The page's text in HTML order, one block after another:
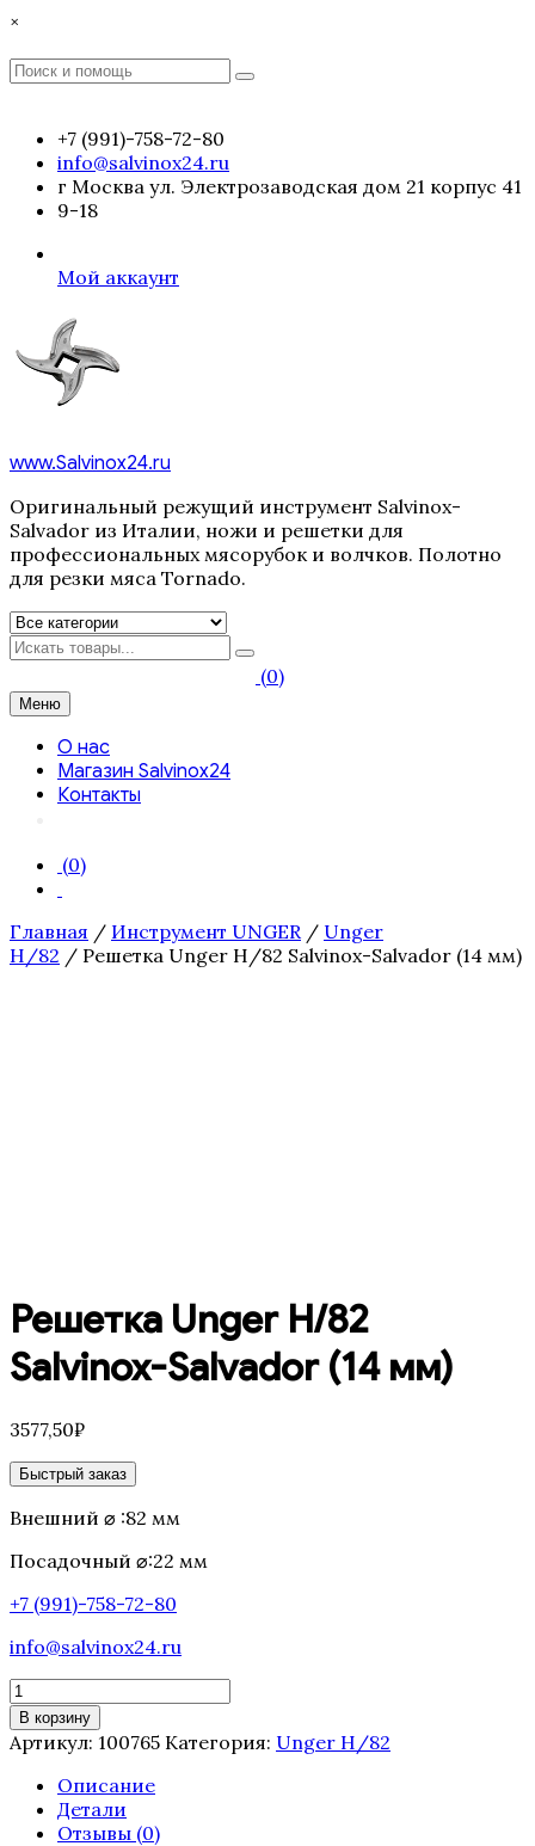
Перейти
содержимому
×
Поиск
Поиск
+7 (991)-758-72-80
info@salvinox24.ru
г Москва ул. Электрозаводская дом 21 корпус 41
9-18
Мой аккаунт
www.Salvinox24.ru
Оригинальный режущий инструмент Salvinox-
Salvador из Италии, ножи и решетки для
профессиональных мясорубок и волчков. Полотно
для резки мяса Tornado.
Искать
(0)
Меню
О нас
Магазин Salvinox24
Контакты
(0)
Главная / Инструмент UNGER / Unger
H/82 / Решетка Unger H/82 Salvinox-Salvador (14 мм)
Решетка Unger H/82
Salvinox-Salvador (14 мм)
3577,50₽
Быстрый заказ
Внешний ⌀ :82 мм
Посадочный ⌀:22 мм
+7 (991)-758-72-80
info@salvinox24.ru
Количество
товара
Решетка
Unger
H/82
Salvinox-
Salvador
В корзину
Артикул: 100765 Категория: Unger H/82
Описание
Детали
Отзывы (0)